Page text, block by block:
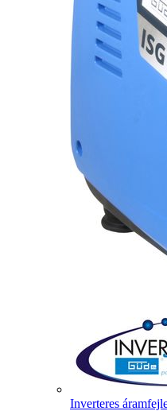
Inverteres